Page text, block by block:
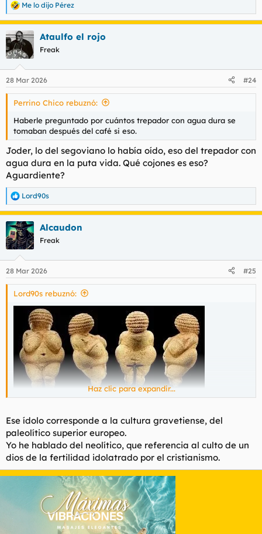
R
e
a
c
c
i
e
s
Me lo dijo Pérez
Ataulfo el rojo
Freak
28 Mar 2026 #24
Perrino Chico rebuznó:
Haberle preguntado por cuántos trepador con agua dura se
tomaban después del café si eso.
Joder, lo del segoviano lo había oído, eso del trepador con
agua dura en la puta vida. Qué cojones es eso?
Aguardiente?
R
e
a
c
c
i
e
s
Lord90s
Alcaudon
Freak
28 Mar 2026 #25
Lord90s rebuznó:
Haz clic para expandir...
Ese ídolo corresponde a la cultura gravetiense, del
paleolítico superior europeo.
Yo he hablado del neolítico, que referencia al culto de un
dios de la fertilidad idolatrado por el cristianismo.